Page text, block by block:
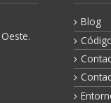
Blog